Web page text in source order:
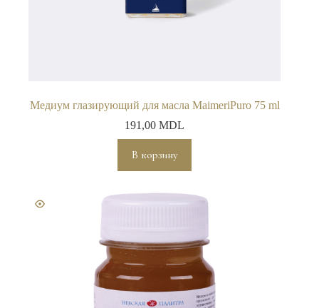
Медиум глазирующий для масла MaimeriPuro 75 ml
191,00MDL
В корзину